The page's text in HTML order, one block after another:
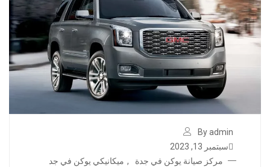
By admin
سبتمبر 13, 2023
مركز صيانة يوكن في جدة
, ميكانيكي يوكن في جد